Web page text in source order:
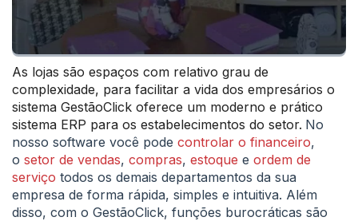
As lojas são espaços com relativo grau de
complexidade, para facilitar a vida dos empresários o
sistema GestãoClick oferece um moderno e prático
sistema ERP para os estabelecimentos do setor. No
nosso software você pode controlar o financeiro,
o setor de vendas, compras, estoque e ordem de
serviço todos os demais departamentos da sua
empresa de forma rápida, simples e intuitiva. Além
disso, com o GestãoClick, funções burocráticas são